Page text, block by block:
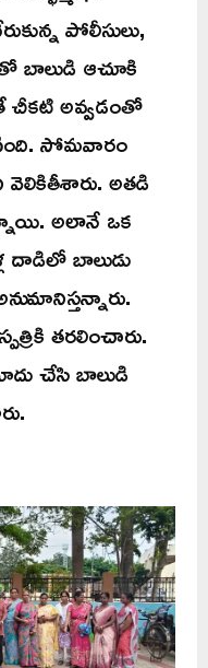
పోలీసులు,
బాలుడి ఆచూకి
చీకటి అవ్వడంతో
సోమవారం
అతడి
అలానే ఒక
బాలుడు
తరలించారు.
చేసి బాలుడి